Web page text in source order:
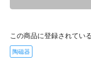
この商品に登録されてい
陶磁器